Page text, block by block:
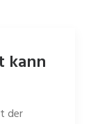
kann
der